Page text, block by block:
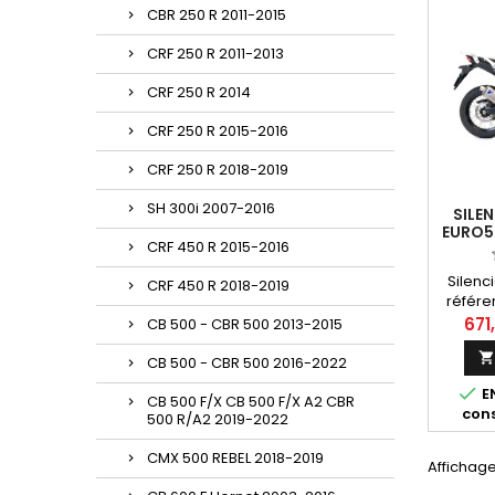
CBR 250 R 2011-2015
CRF 250 R 2011-2013
CRF 250 R 2014
CRF 250 R 2015-2016
CRF 250 R 2018-2019
SH 300i 2007-2016
CRF 450 R 2015-2016
CRF 450 R 2018-2019
CB 500 - CBR 500 2013-2015
CB 500 - CBR 500 2016-2022
CB 500 F/X CB 500 F/X A2 CBR
500 R/A2 2019-2022
CMX 500 REBEL 2018-2019
XL

